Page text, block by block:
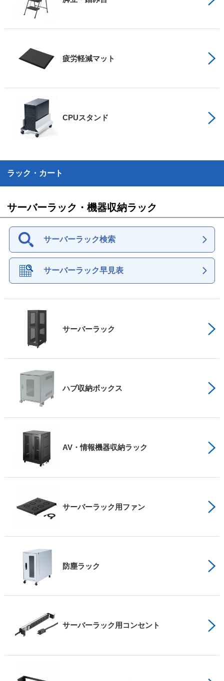
疲労軽減マット
CPUスタンド
ラック・カート
サーバーラック・機器収納ラック
サーバーラック検索
サーバーラック早見表
サーバーラック
ハブ収納ボックス
AV・情報機器収納ラック
サーバーラック用ファン
防塵ラック
サーバーラック用コンセント